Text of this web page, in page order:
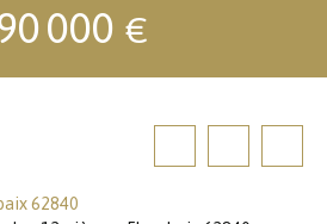
000 €
62840